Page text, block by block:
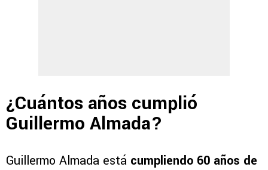
¿Cuántos años cumplió
Guillermo Almada?
Guillermo Almada está cumpliendo 60 años de